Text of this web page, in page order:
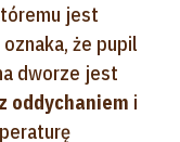
jest
że pupil
dworze jest
oddychaniem i